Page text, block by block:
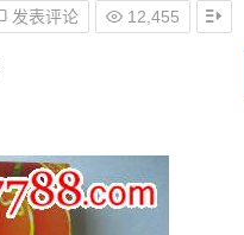
发表评论 12,455